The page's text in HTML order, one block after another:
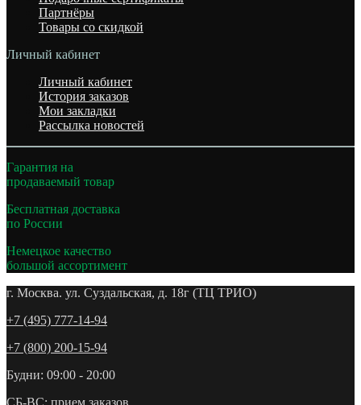
Партнёры
Товары со скидкой
Личный кабинет
Личный кабинет
История заказов
Мои закладки
Рассылка новостей
Гарантия на
продаваемый товар
Бесплатная доставка
по России
Немецкое качество
большой ассортимент
г. Москва. ул. Суздальская, д. 18г (ТЦ ТРИО)
+7 (495) 777-14-94
+7 (800) 200-15-94
Будни: 09:00 - 20:00
СБ-ВС: прием заказов